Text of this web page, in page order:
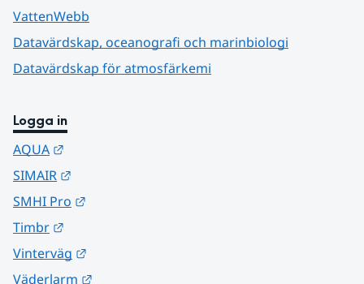
VattenWebb
Datavärdskap, oceanografi och marinbiologi
Datavärdskap för atmosfärkemi
Logga in
AQUA
SIMAIR
SMHI Pro
Timbr
Vinterväg
Väderlarm